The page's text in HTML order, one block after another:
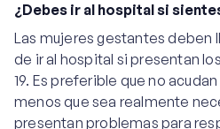
¿Debes ir al hospital si
Las mujeres gestantes deben
de ir al hospital si presentan
19. Es preferible que no
menos que sea realmente
presentan problemas para